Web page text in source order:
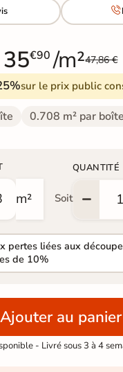

35€90 /m²47,86 €
sur le prix public
0.708 m² par boîte
m² Soit
QUANTITÉ
pertes liées aux
de 10%
Ajouter au panier
- Livré sous 3 à 4